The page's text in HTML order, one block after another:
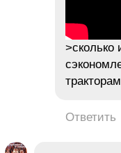
>сколько
Ответить